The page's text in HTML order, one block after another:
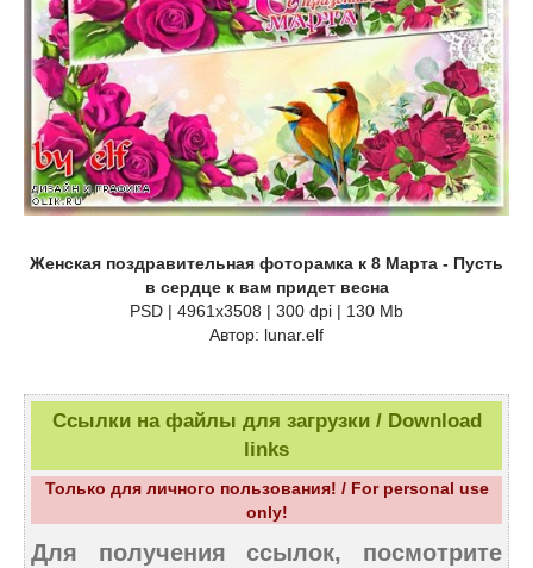
Женская поздравительная фоторамка к 8 Марта - Пусть
в сердце к вам придет весна
PSD | 4961х3508 | 300 dpi | 130 Mb
Автор: lunar.elf
Ссылки на файлы для загрузки / Download
links
Только для личного пользования! / For personal use
only!
Для получения ссылок, посмотрите